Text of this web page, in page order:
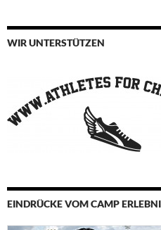
WIR UNTERSTÜTZEN
EINDRÜCKE VOM CAMP